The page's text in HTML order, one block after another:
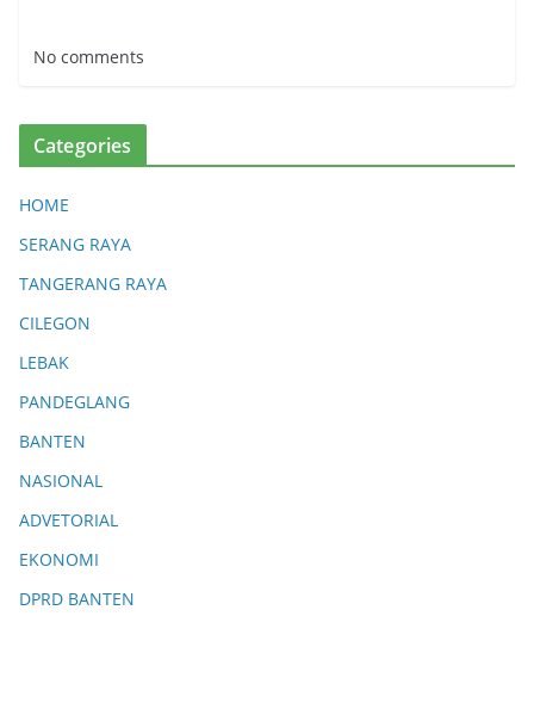
No comments
Categories
HOME
SERANG RAYA
TANGERANG RAYA
CILEGON
LEBAK
PANDEGLANG
BANTEN
NASIONAL
ADVETORIAL
EKONOMI
DPRD BANTEN